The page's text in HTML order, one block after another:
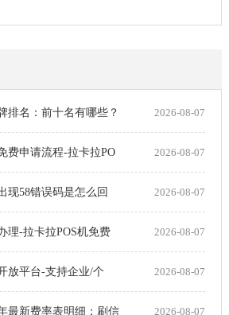
排名：前十名有哪些？ 2026-08-07
费申请流程-拉卡拉PO 2026-08-07
现58错误码是怎么回 2026-08-07
理-拉卡拉POS机免费 2026-08-07
放平台-支持企业/个 2026-08-07
最新费率表明细：刷信 2026-08-07